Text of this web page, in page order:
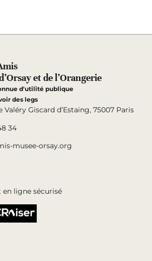
et de l’Orangerie
d'utilité publique
des legs
Valéry Giscard d’Estaing, 75007 Paris
34
musee-orsay.org
en ligne sécurisé